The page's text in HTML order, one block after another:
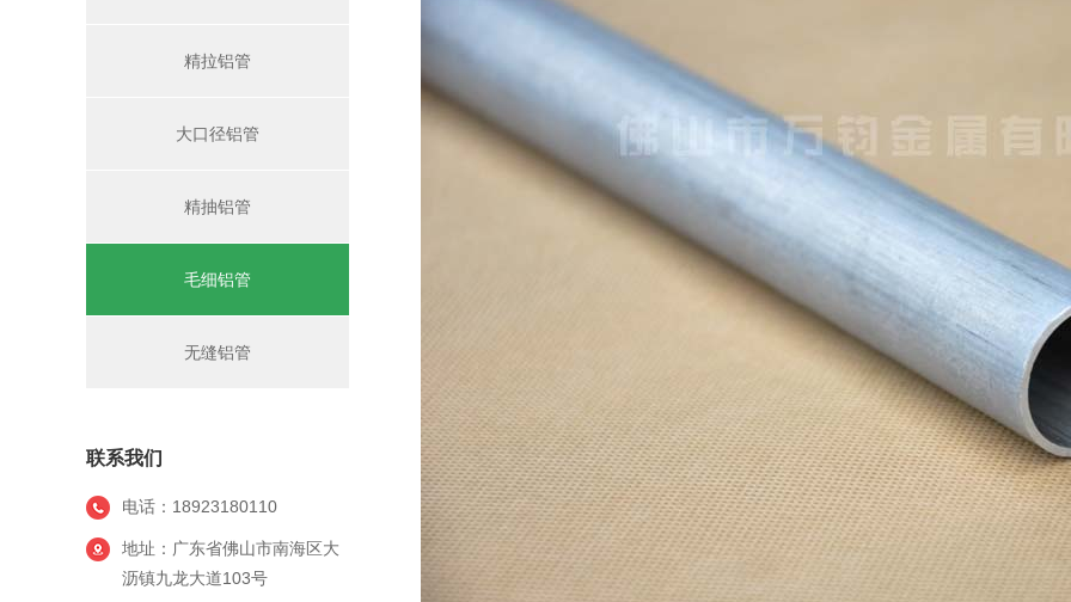
精拉铝管
大口径铝管
精抽铝管
毛细铝管
无缝铝管
联系我们
电话：18923180110
地址：广东省佛山市南海区大
沥镇九龙大道103号